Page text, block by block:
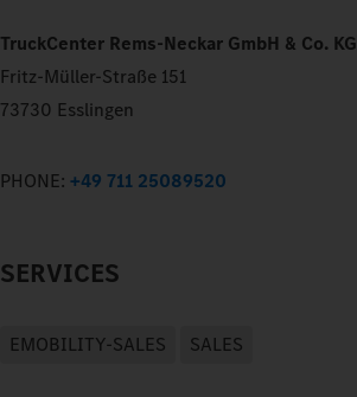
TruckCenter Rems-Neckar GmbH & Co. KG
Fritz-Müller-Straße 151
73730 Esslingen
PHONE: +49 711 25089520
SERVICES
EMOBILITY-SALES SALES